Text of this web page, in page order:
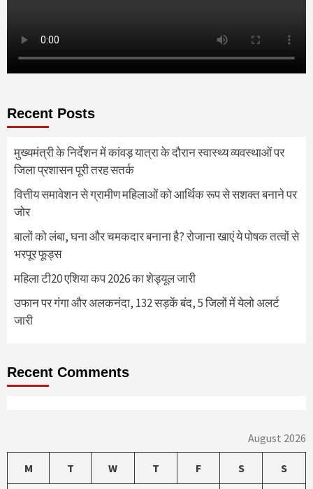
Recent Posts
मुख्यमंत्री के निर्देशन में कांवड़ यात्रा के दौरान स्वास्थ्य व्यवस्थाओं पर
जिला प्रशासन पूरी तरह सतर्क
वित्तीय समावेशन से ग्रामीण महिलाओं को आर्थिक रूप से सशक्त बनाने पर
जोर
बालों को लंबा, घना और चमकदार बनाना है? रोजाना खाएं ये पोषक तत्वों से
भरपूर फूड्स
महिला टी20 एशिया कप 2026 का शेड्यूल जारी
उफान पर गंगा और अलकनंदा, 132 सड़कें बंद, 5 जिलों में येलो अलर्ट
जारी
Recent Comments
August 2026
M T W T F S S